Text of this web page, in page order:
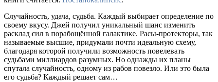
Случайность, удача, судьба. Каждый выбирает определение по
своему вкусу. Джей получил уникальный шанс изменить
расклад сил в порабощённой галактике. Расы-протекторы, так
называемые высшие, придумали почти идеальную схему,
благодаря которой получили возможность повелевать
судьбами миллиардов разумных. Но однажды их планы
спутала случайность, одному из рабов повезло. Или это была
его судьба? Каждый решает сам…